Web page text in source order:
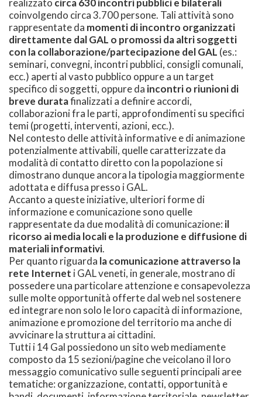
coinvolgendo circa 3.700 persone. Tali attività sono
rappresentate da momenti di incontro organizzati
direttamente dal GAL o promossi da altri soggetti
con la collaborazione/partecipazione del GAL (es.:
seminari, convegni, incontri pubblici, consigli comunali,
ecc.) aperti al vasto pubblico oppure a un target
specifico di soggetti, oppure da incontri o riunioni di
breve duratafinalizzati a definire accordi,
collaborazioni fra le parti, approfondimenti su specifici
temi (progetti, interventi, azioni, ecc.).
Nel contesto delle attività informative e di animazione
potenzialmente attivabili, quelle caratterizzate da
modalità di contatto diretto con la popolazione si
dimostrano dunque ancora la tipologia maggiormente
adottata e diffusa presso i GAL.
Accanto a queste iniziative, ulteriori forme di
informazione e comunicazione sono quelle
rappresentate da due modalità di comunicazione: il
ricorso ai media locali e la produzione e diffusione di
materiali informativi.
Per quanto riguarda la comunicazione attraverso la
rete Internet i GAL veneti, in generale, mostrano di
possedere una particolare attenzione e consapevolezza
sulle molte opportunità offerte dal web nel sostenere
ed integrare non solo le loro capacità di informazione,
animazione e promozione del territorio ma anche di
avvicinare la struttura ai cittadini.
Tutti i 14 Gal possiedono un sito web mediamente
composto da 15 sezioni/pagine che veicolano il loro
messaggio comunicativo sulle seguenti principali aree
tematiche: organizzazione, contatti, opportunità e